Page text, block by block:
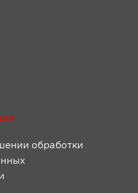
обработки